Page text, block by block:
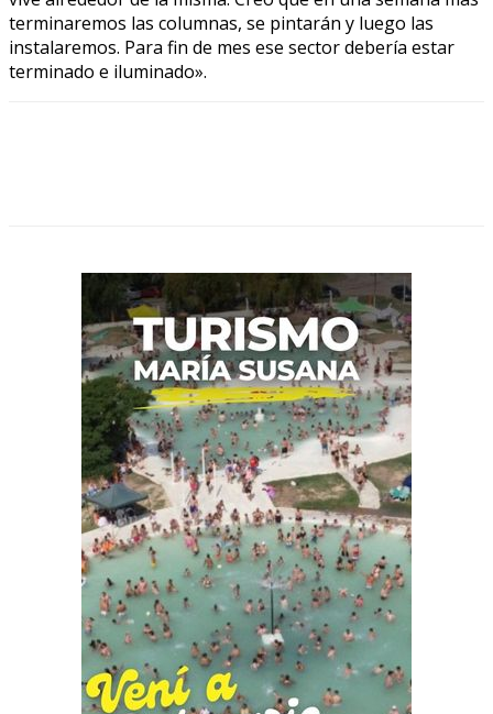
terminaremos las columnas, se pintarán y luego las
instalaremos. Para fin de mes ese sector debería estar
terminado e iluminado».